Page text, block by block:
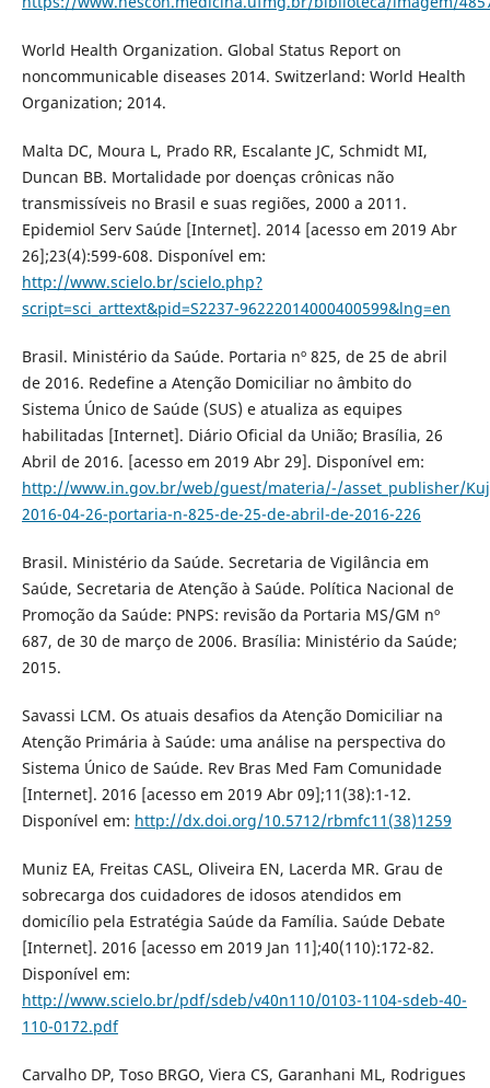
World Health Organization. Global Status Report on
noncommunicable diseases 2014. Switzerland: World Health
Organization; 2014.
Malta DC, Moura L, Prado RR, Escalante JC, Schmidt MI,
Duncan BB. Mortalidade por doenças crônicas não
transmissíveis no Brasil e suas regiões, 2000 a 2011.
Epidemiol Serv Saúde [Internet]. 2014 [acesso em 2019 Abr
26];23(4):599-608. Disponível em:
http://www.scielo.br/scielo.php?
script=sci_arttext&pid=S2237-96222014000400599&lng=en
Brasil. Ministério da Saúde. Portaria nº 825, de 25 de abril
de 2016. Redefine a Atenção Domiciliar no âmbito do
Sistema Único de Saúde (SUS) e atualiza as equipes
habilitadas [Internet]. Diário Oficial da União; Brasília, 26
Abril de 2016. [acesso em 2019 Abr 29]. Disponível em:
http://www.in.gov.br/web/guest/materia/-/asset_publisher/
2016-04-26-portaria-n-825-de-25-de-abril-de-2016-226
Brasil. Ministério da Saúde. Secretaria de Vigilância em
Saúde, Secretaria de Atenção à Saúde. Política Nacional de
Promoção da Saúde: PNPS: revisão da Portaria MS/GM nº
687, de 30 de março de 2006. Brasília: Ministério da Saúde;
2015.
Savassi LCM. Os atuais desafios da Atenção Domiciliar na
Atenção Primária à Saúde: uma análise na perspectiva do
Sistema Único de Saúde. Rev Bras Med Fam Comunidade
[Internet]. 2016 [acesso em 2019 Abr 09];11(38):1-12.
Disponível em: http://dx.doi.org/10.5712/rbmfc11(38)1259
Muniz EA, Freitas CASL, Oliveira EN, Lacerda MR. Grau de
sobrecarga dos cuidadores de idosos atendidos em
domicílio pela Estratégia Saúde da Família. Saúde Debate
[Internet]. 2016 [acesso em 2019 Jan 11];40(110):172-82.
Disponível em:
http://www.scielo.br/pdf/sdeb/v40n110/0103-1104-sdeb-40-
110-0172.pdf
Carvalho DP, Toso BRGO, Viera CS, Garanhani ML, Rodrigues